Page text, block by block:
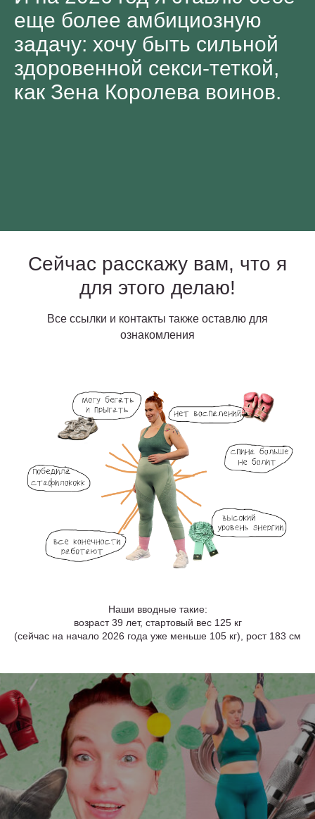
еще более амбициозную
задачу: хочу быть сильной
здоровенной секси-теткой,
как Зена Королева воинов.
Сейчас расскажу вам, что я
для этого делаю!
Все ссылки и контакты также оставлю для
ознакомления
Наши вводные такие:
возраст 39 лет, стартовый вес 125 кг
(сейчас на начало 2026 года уже меньше 105 кг), рост 183 см